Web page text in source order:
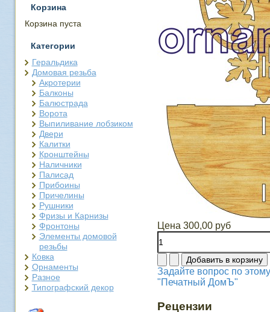
Корзина
Корзина пуста
Категории
Геральдика
Домовая резьба
Акротерии
Балконы
Балюстрада
Ворота
Выпиливание лобзиком
Двери
Калитки
Кронштейны
Наличники
Палисад
Прибоины
Причелины
Рушники
Фризы и Карнизы
Фронтоны
Элементы домовой
резьбы
Ковка
Орнаменты
Разное
Типографский декор
Цена 300,00 руб
Задайте вопрос по
"Печатный ДомЪ"
Рецензии